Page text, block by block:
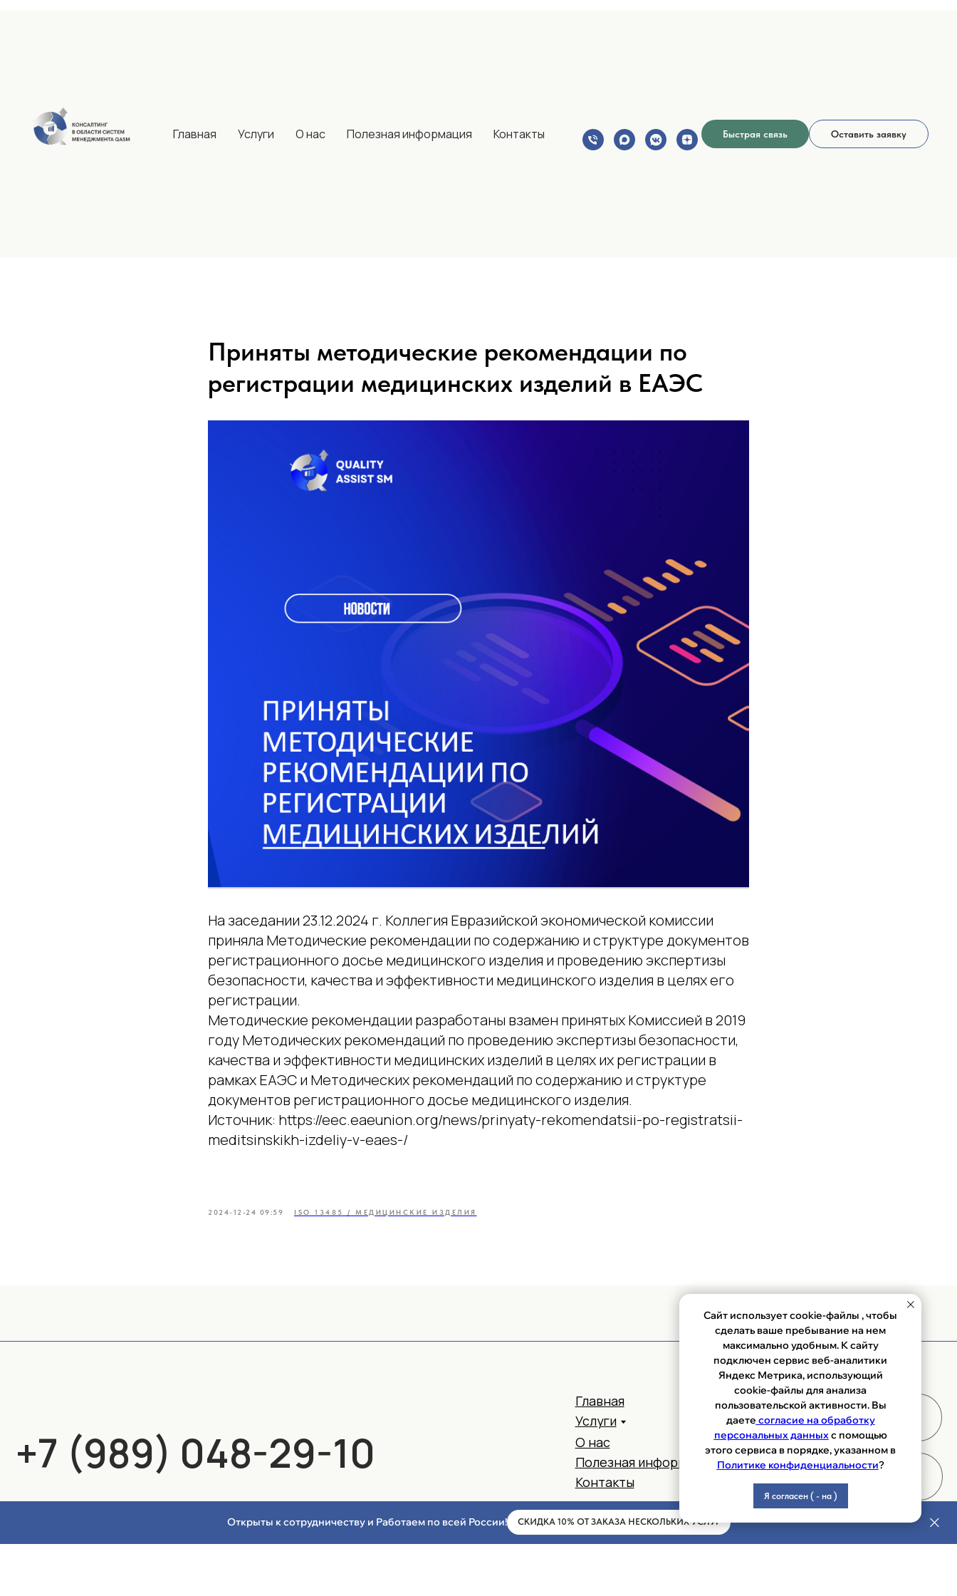
Главная Услуги О нас Полезная информация Контакты Быстрая связь Оставить заявку
Приняты методические рекомендации по
регистрации медицинских изделий в ЕАЭС
На заседании 23.12.2024 г. Коллегия Евразийской экономической комиссии
приняла Методические рекомендации по содержанию и структуре документов
регистрационного досье медицинского изделия и проведению экспертизы
безопасности, качества и эффективности медицинского изделия в целях его
регистрации.
Методические рекомендации разработаны взамен принятых Комиссией в 2019
году Методических рекомендаций по проведению экспертизы безопасности,
качества и эффективности медицинских изделий в целях их регистрации в
рамках ЕАЭС и Методических рекомендаций по содержанию и структуре
документов регистрационного досье медицинского изделия.
Источник: https://eec.eaeunion.org/news/prinyaty-rekomendatsii-po-registratsii-
meditsinskikh-izdeliy-v-eaes-/
2024-12-24 09:59 ISO 13485 / МЕДИЦИНСКИЕ ИЗДЕЛИЯ
Открыты к сотрудничеству и Работаем по всей России! СКИДКА 10% ОТ ЗАКАЗА НЕСКОЛЬКИХ УСЛУГ
Сайт использует cookie-файлы , чтобы
сделать ваше пребывание на нем
максимально удобным. К сайту
подключен сервис веб-аналитики
Яндекс Метрика, использующий
cookie-файлы для анализа
пользовательской активности. Вы
даете согласие на обработку
персональных данныхс помощью
этого сервиса в порядке, указанном в
Политике конфиденциальности?
Я согласен ( - на )